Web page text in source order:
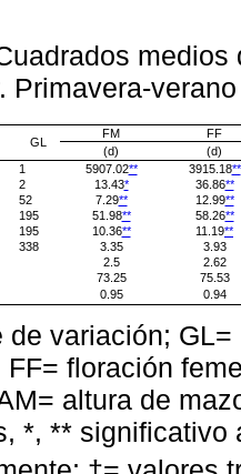
Primavera-
GL
FM
FF
(d)
(d)
1 5907.02** 3915.18**
2 13.43* 36.86**
52 7.29** 12.99**
195 51.98** 58.26**
195 10.36** 11.19**
338 3.35
3.93
2.5
2.62
73.25
75.53
0.95 0.94
de variación;
FF= floración
altura de
*, **